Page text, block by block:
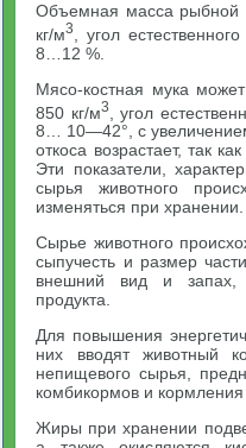
Объемная масса рыбной
кг/м3
, угол
8…12 %.
Мясо-костная мука
850 кг/м3
, угол
8… 10—42°, с
откоса возрастает, так
Эти показатели,
сырья животного
изменяться при хранении.
Сырье животного
сыпучесть и размер
внешний вид и запах,
продукта.
Для повышения
них вводят животный
непищевого сырья,
комбикормов и
Жиры при хранении